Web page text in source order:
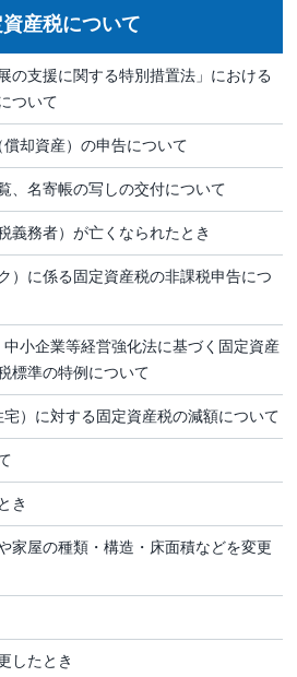
資産税について
の支援に関する特別措置法」における
ついて
却資産）の申告について
、名寄帳の写しの交付について
義務者）が亡くなられたとき
）に係る固定資産税の非課税申告につ
中小企業等経営強化法に基づく固定資産
標準の特例について
）に対する固定資産税の減額について
き
家屋の種類・構造・床面積などを変更
したとき